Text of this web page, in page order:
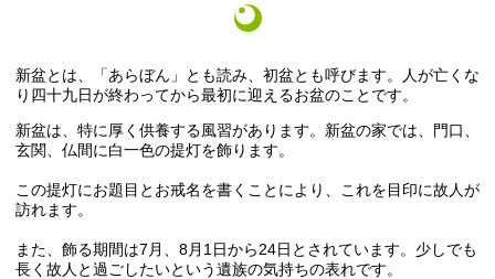
新盆とは、「あらぼん」とも読み、初盆とも呼びます。人が亡くな
り四十九日が終わってから最初に迎えるお盆のことです。
新盆は、特に厚く供養する風習があります。新盆の家では、門口、
玄関、仏間に白一色の提灯を飾ります。
この提灯にお題目とお戒名を書くことにより、これを目印に故人が
訪れます。
また、飾る期間は7月、8月1日から24日とされています。少しでも
長く故人と過ごしたいという遺族の気持ちの表れです。